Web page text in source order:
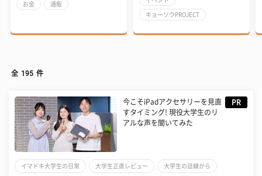
お金 通販
キョーソウPROJECT
全 195 件
今こそiPadアクセサリーを見直
すタイミング! 現役大学生のリ
アルな声を聞いてみた
PR
イマドキ大学生の日常 大学生正直レビュー 大学生の目線から